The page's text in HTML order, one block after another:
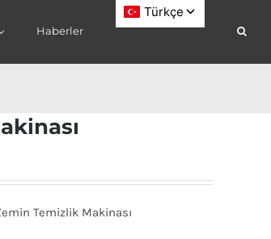
Haberler
Temizlik Makinası